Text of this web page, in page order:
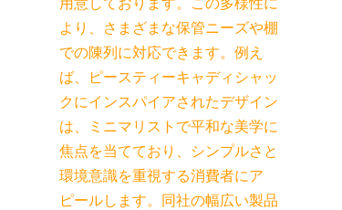
より、さまざまな保管ニーズや棚
での陳列に対応できます。例え
ば、ピースティーキャディシャッ
クにインスパイアされたデザイン
は、ミニマリストで平和な美学に
焦点を当てており、シンプルさと
環境意識を重視する消費者にア
ピールします。同社の幅広い製品